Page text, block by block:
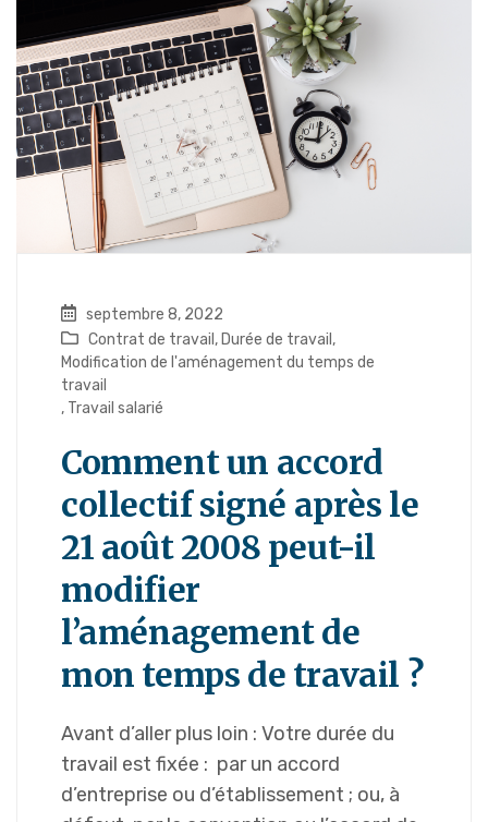
septembre 8, 2022
Contrat de travail , Durée de travail ,
Modification de l'aménagement du temps de
travail
, Travail salarié
Comment un accord
collectif signé après le
21 août 2008 peut-il
modifier
l’aménagement de
mon temps de travail ?
Avant d’aller plus loin : Votre durée du
travail est fixée : par un accord
d’entreprise ou d’établissement ; ou, à